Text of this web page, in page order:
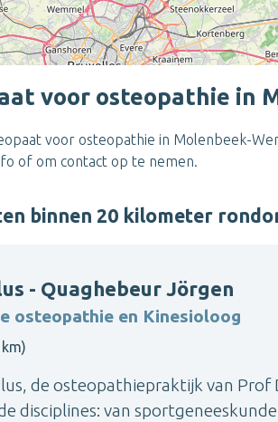
voor osteopathie in
voor osteopathie in Molenbeek-
of om contact op te nemen.
binnen 20 kilometer
- Quaghebeur Jörgen
osteopathie en Kinesioloog
de osteopathiepraktijk van
disciplines: van